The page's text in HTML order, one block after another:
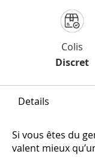
Colis
Discret
Details
Si vous êtes du
valent mieux